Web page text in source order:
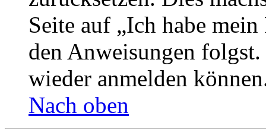
Seite auf „Ich habe
den Anweisungen
wieder anmelden
Nach oben